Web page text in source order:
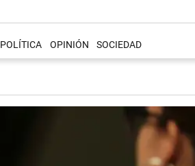
POLÍTICA OPINIÓN SOCIEDAD